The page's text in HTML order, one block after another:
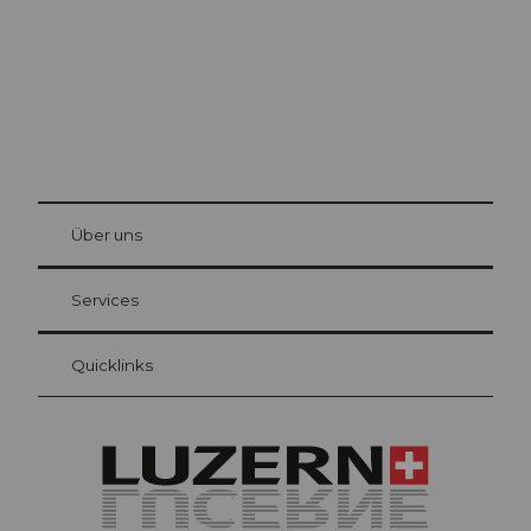
Gästekarte Luzern
Ihre Vorteile als Übernachtungsgast
at Bre
Über uns
Services
Quicklinks